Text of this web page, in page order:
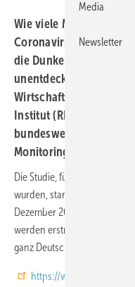
Wie viele Menschen
Coronavirus SARS-
die Dunkelziffer, also
unentdeckt bleibt? -
Wirtschaftsforschung
Institut (RKI)
bundesweiten Studie
Monitoring“.
Die Studie, für die 34.000
wurden, startete Anfang
Dezember 2020 Proben und
werden erstmals
ganz Deutschland vorliegen.
https://www.diw.de/de/
Media
Newsletter